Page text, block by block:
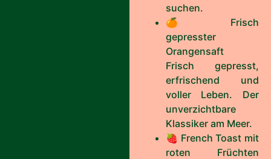
suchen.
🍊 Frisch
gepresster
Orangensaft
Frisch gepresst,
erfrischend und
voller Leben. Der
unverzichtbare
Klassiker am Meer.
🍓 French Toast mit
roten Früchten